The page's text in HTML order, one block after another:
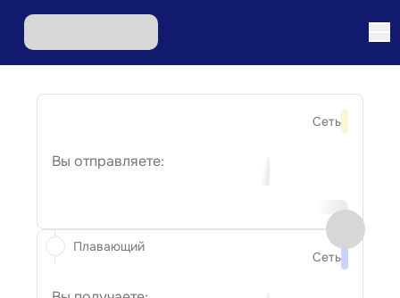
Сеть
Вы отправляете:
Сеть
Плавающий